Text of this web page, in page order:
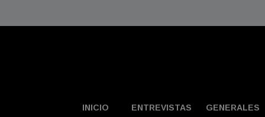
INICIO ENTREVISTAS GENERALES